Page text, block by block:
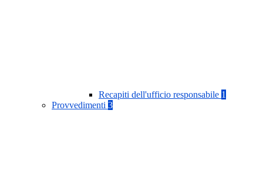
Recapiti dell'ufficio responsabile 1
Provvedimenti 3